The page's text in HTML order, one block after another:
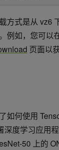
方式是从 vz6
例如，您可以
页面以
如何使用
深度学习应用
50 上的